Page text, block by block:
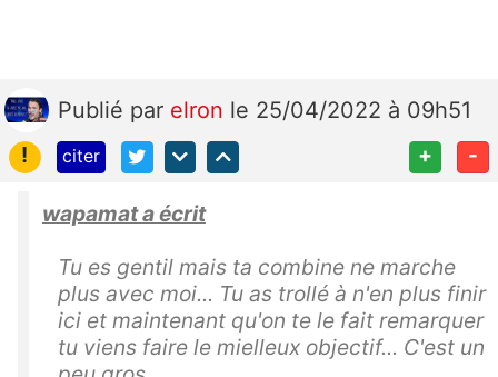
Publié par elron le 25/04/2022 à 09h51
!
citer + -
wapamat a écrit
Tu es gentil mais ta combine ne marche
plus avec moi... Tu as trollé à n'en plus finir
ici et maintenant qu'on te le fait remarquer
tu viens faire le mielleux objectif... C'est un